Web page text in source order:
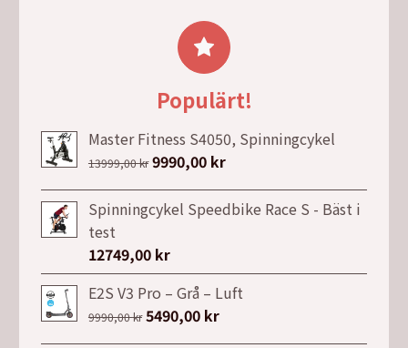
var:
4220,25 kr.
Populärt!
Master Fitness S4050, Spinningcykel
13999,00kr Det
priset
13999,00 kr.
9990,00 krDet
priset
Spinningcykel Speedbike Race S - Bäst i
test
12749,00 kr
E2S V3 Pro – Grå – Luft
9990,00kr Det
5490,00 krDet